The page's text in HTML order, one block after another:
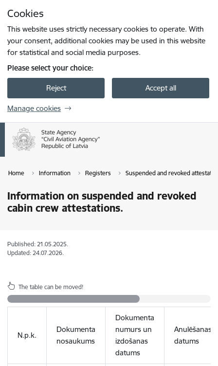
Cookies
This website uses strictly necessary cookies to operate. With
your consent, additional cookies may be used in this website
for statistical and social media purposes.
Please select your choice:
Reject Accept all
Manage cookies
Home Information Registers Suspended and revoked
Information on suspended and revoked
cabin crew attestations.
Published: 21.05.2025.
Updated: 24.07.2026.
The table can be moved!
N.p.k.
Dokumenta
nosaukums
Dokumenta
numurs un
izdošanas
datums
Anulēšanas/
datums